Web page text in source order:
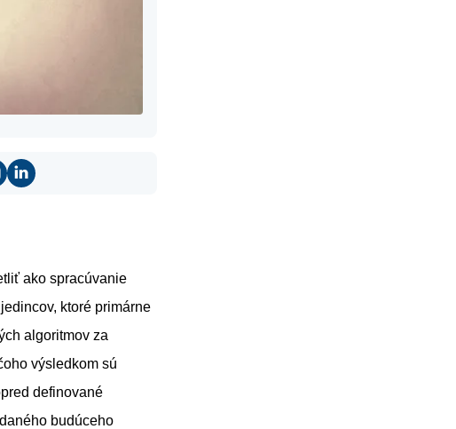
ako spracúvanie
ktoré primárne
algoritmov za
výsledkom sú
definované
budúceho